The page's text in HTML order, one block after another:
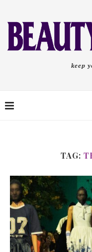
keep
TAG: